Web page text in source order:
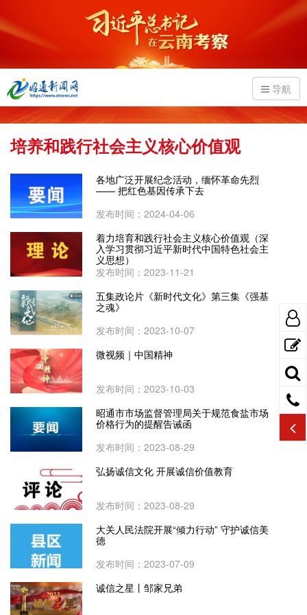
导航
培养和践行社会主义核心价值观
各地广泛开展纪念活动，缅怀革命先烈
—— 把红色基因传承下去
发布时间：2024-04-06
着力培育和践行社会主义核心价值观（深
入学习贯彻习近平新时代中国特色社会主
义思想）
发布时间：2023-11-21
五集政论片《新时代文化》第三集《强基
之魂》
发布时间：2023-10-07
微视频｜中国精神
发布时间：2023-10-03
昭通市市场监督管理局关于规范食盐市场
价格行为的提醒告诫函
发布时间：2023-08-29
弘扬诚信文化 开展诚信价值教育
发布时间：2023-08-29
大关人民法院开展“倾力行动” 守护诚信美
德
发布时间：2023-07-09
诚信之星丨邹家兄弟